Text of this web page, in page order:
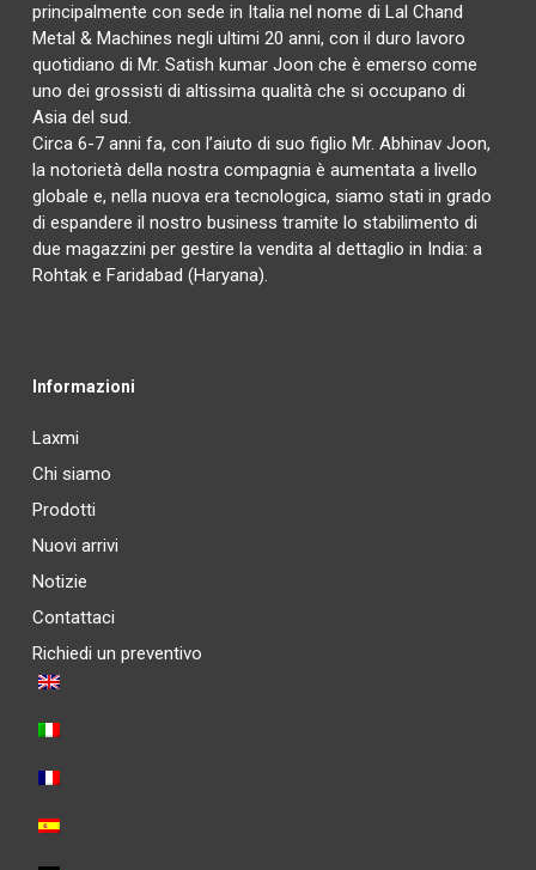
principalmente con sede in Italia nel nome di Lal Chand
Metal & Machines negli ultimi 20 anni, con il duro lavoro
quotidiano di Mr. Satish kumar Joon che è emerso come
uno dei grossisti di altissima qualità che si occupano di
Asia del sud.
Circa 6-7 anni fa, con l’aiuto di suo figlio Mr. Abhinav Joon,
la notorietà della nostra compagnia è aumentata a livello
globale e, nella nuova era tecnologica, siamo stati in grado
di espandere il nostro business tramite lo stabilimento di
due magazzini per gestire la vendita al dettaglio in India: a
Rohtak e Faridabad (Haryana).
Informazioni
Laxmi
Chi siamo
Prodotti
Nuovi arrivi
Notizie
Contattaci
Richiedi un preventivo